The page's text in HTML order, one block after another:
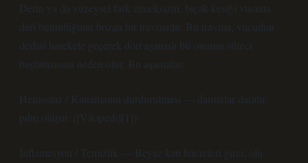
Derin ya da yüzeysel fark etmeksizin, bıçak kesiği vücutta
deri bütünlüğünü bozan bir travmadır. Bu travma, vücudun
derhal harekete geçerek dört aşamalı bir onarım süreci
başlatmasına neden olur. Bu aşamalar:
Hemostaz / Kanamanın durdurulması — damarlar daralır,
pıhtı oluşur. ([Vikipedi][1])
İnflamasyon / Temizlik — Beyaz kan hücreleri girer, ölü